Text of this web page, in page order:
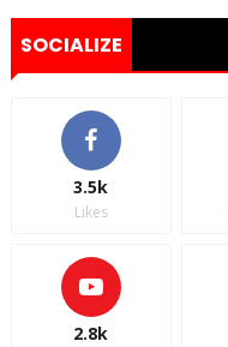
SOCIALIZE
3.5k
Likes
2.8k